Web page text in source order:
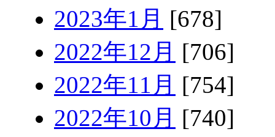
2023年1月 [678]
2022年12月 [706]
2022年11月 [754]
2022年10月 [740]